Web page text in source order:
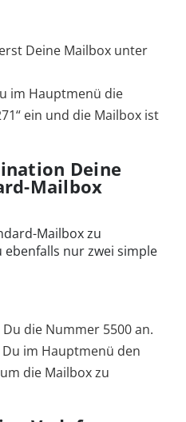
Deine Mailbox unter
im Hauptmenü die
ein und die Mailbox ist
Deine
Mailbox
Mailbox zu
nur zwei simple
die Nummer 5500 an.
Du im Hauptmenü den
die Mailbox zu